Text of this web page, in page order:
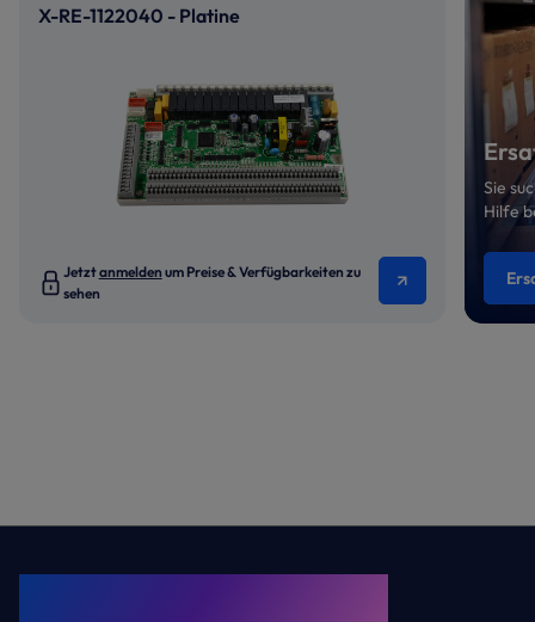
X-RE-1122040 - Platine
Jetztanmelden um Preise & Verfügbarkeiten zu
sehen
Sie
Hilfe